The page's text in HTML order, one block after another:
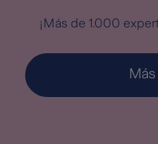
¡Más de 1.000